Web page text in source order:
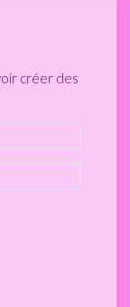
créer des